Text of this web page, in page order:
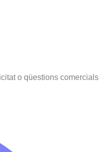
o qüestions comercials